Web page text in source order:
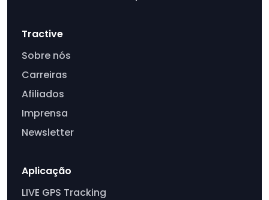
Tractive
Sobre nós
Carreiras
Afiliados
Imprensa
Newsletter
Aplicação
LIVE GPS Tracking